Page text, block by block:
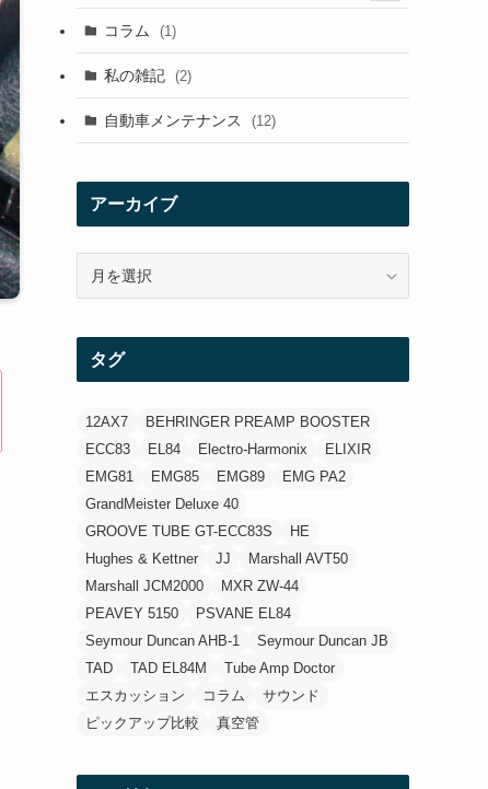
(29)
(21)
(21)
コラム (1)
私の雑記 (2)
自動車メンテナンス (12)
アーカイブ
イ
タグ
12AX7
BEHRINGER PREAMP BOOSTER
ECC83
EL84 Electro-Harmonix
ELIXIR
EMG81
EMG85 EMG89
EMG PA2
GrandMeister Deluxe 40
GROOVE TUBE GT-ECC83S
HE
Hughes & Kettner
JJ
Marshall AVT50
Marshall JCM2000
MXR ZW-44
PEAVEY 5150
PSVANE EL84
Seymour Duncan AHB-1
Seymour Duncan JB
TAD
TAD EL84M
Tube Amp Doctor
エスカッション
コラム
サウンド
ピックアップ比較
真空管